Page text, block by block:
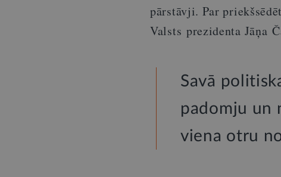
pārstāvji. Par
Valsts prezidenta Jāņa
Savā
padomju un
viena otru